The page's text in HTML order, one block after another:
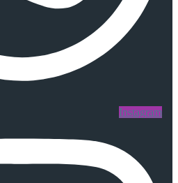
Instagram